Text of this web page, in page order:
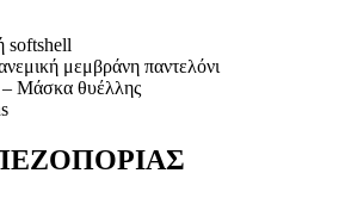
softshell
μεμβράνη παντελόνι
– Μάσκα θυέλλης